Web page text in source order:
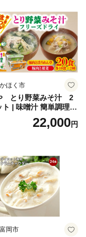
ほく市
とり野菜みそ汁 2
ト | 味噌汁 簡単調理
おみそ みそ とり野菜
理 時短ごはん ご当地
22,000円
岡市